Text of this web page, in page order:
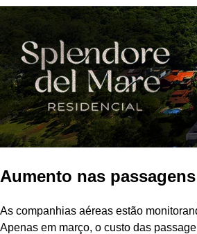
Aumento nas
As companhias aéreas estão
Apenas em março, o custo das